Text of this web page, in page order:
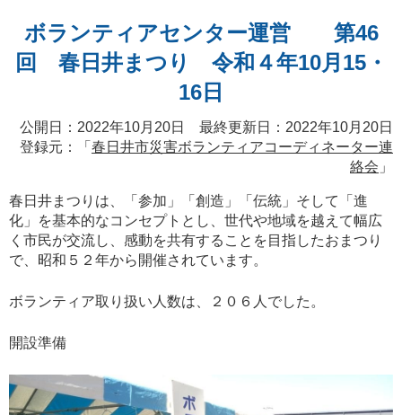
ボランティアセンター運営 第46
回 春日井まつり 令和４年10月15・
16日
公開日：2022年10月20日 最終更新日：2022年10月20日
登録元：「 春日井市災害ボランティアコーディネーター連
絡会 」
春日井まつりは、「参加」「創造」「伝統」そして「進
化」を基本的なコンセプトとし、世代や地域を越えて幅広
く市民が交流し、感動を共有することを目指したおまつり
で、昭和５２年から開催されています。
ボランティア取り扱い人数は、２０６人でした。
開設準備